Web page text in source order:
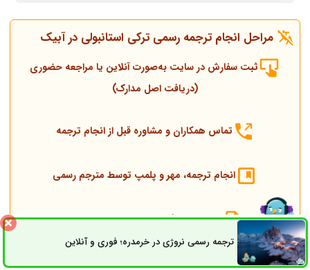
مراحل انجام ترجمه رسمی ترکی استانبولی در آبیک
ثبت سفارش در سایت به‌صورت آنلاین یا مراجعه حضوری
(دریافت اصل مدارک)
تماس همکاران و مشاوره قبل از انجام ترجمه
انجام ترجمه، مهر و پلمپ توسط مترجم رسمی
ارسال به دادگستری و وزارت امور خارجه
ارسال به کنسولگری ترکیه
ترجمه رسمی نروژی در خرمدره؛ فوری و آنلاینثبت سفارش راه های ارتباطی